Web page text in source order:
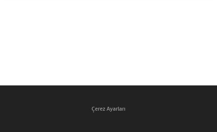
Çerez Ayarları